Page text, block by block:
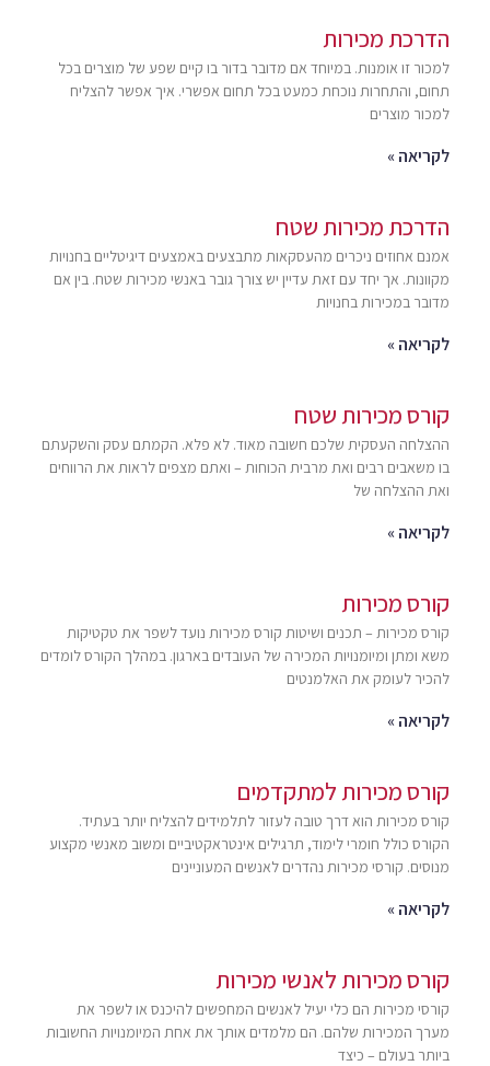
הדרכת מכירות
למכור זו אומנות. במיוחד אם מדובר בדור בו קיים שפע של מוצרים בכל
תחום, והתחרות נוכחת כמעט בכל תחום אפשרי. איך אפשר להצליח
למכור מוצרים
לקריאה »
הדרכת מכירות שטח
אמנם אחוזים ניכרים מהעסקאות מתבצעים באמצעים דיגיטליים בחנויות
מקוונות. אך יחד עם זאת עדיין יש צורך גובר באנשי מכירות שטח. בין אם
מדובר במכירות בחנויות
לקריאה »
קורס מכירות שטח
ההצלחה העסקית שלכם חשובה מאוד. לא פלא. הקמתם עסק והשקעתם
בו משאבים רבים ואת מרבית הכוחות – ואתם מצפים לראות את הרווחים
ואת ההצלחה של
לקריאה »
קורס מכירות
קורס מכירות – תכנים ושיטות קורס מכירות נועד לשפר את טקטיקות
משא ומתן ומיומנויות המכירה של העובדים בארגון. במהלך הקורס לומדים
להכיר לעומק את האלמנטים
לקריאה »
קורס מכירות למתקדמים
קורס מכירות הוא דרך טובה לעזור לתלמידים להצליח יותר בעתיד.
הקורס כולל חומרי לימוד, תרגילים אינטראקטיביים ומשוב מאנשי מקצוע
מנוסים. קורסי מכירות נהדרים לאנשים המעוניינים
לקריאה »
קורס מכירות לאנשי מכירות
קורסי מכירות הם כלי יעיל לאנשים המחפשים להיכנס או לשפר את
מערך המכירות שלהם. הם מלמדים אותך את אחת המיומנויות החשובות
ביותר בעולם – כיצד